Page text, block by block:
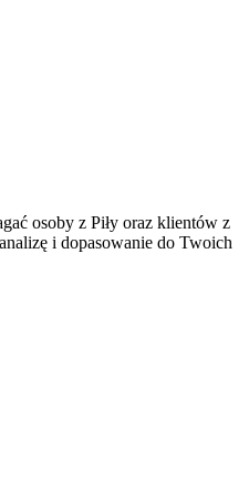
osoby z Piły oraz klientów z
i dopasowanie do Twoich